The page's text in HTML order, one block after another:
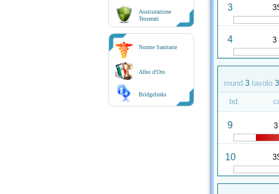
Assicurazione
Tesserati
Norme Sanitarie
Albo d'Oro
Bridgelinks
3
4 3
round 3 tavolo 3
bd.
9 3
10